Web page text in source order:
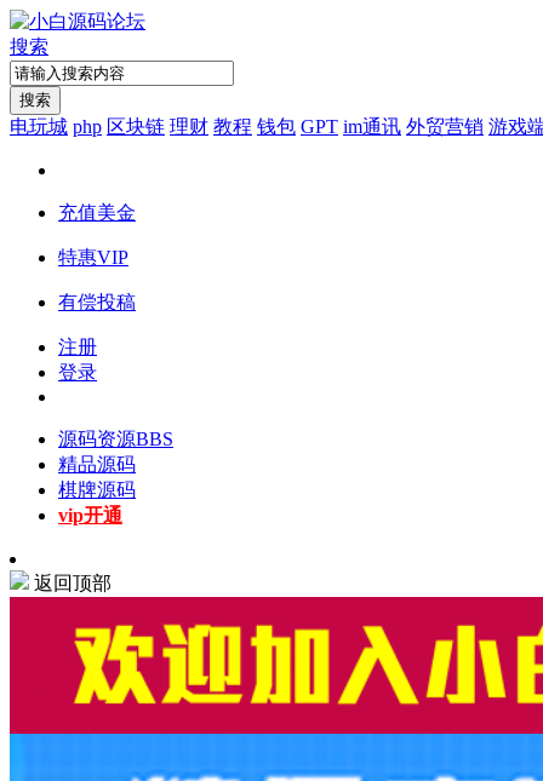
搜索
搜索
电玩城 php 区块链 理财 教程 钱包 GPT im通讯 外贸营销 游戏
充值美金
特惠VIP
有偿投稿
注册
登录
源码资源BBS
精品源码
棋牌源码
vip开通
返回顶部